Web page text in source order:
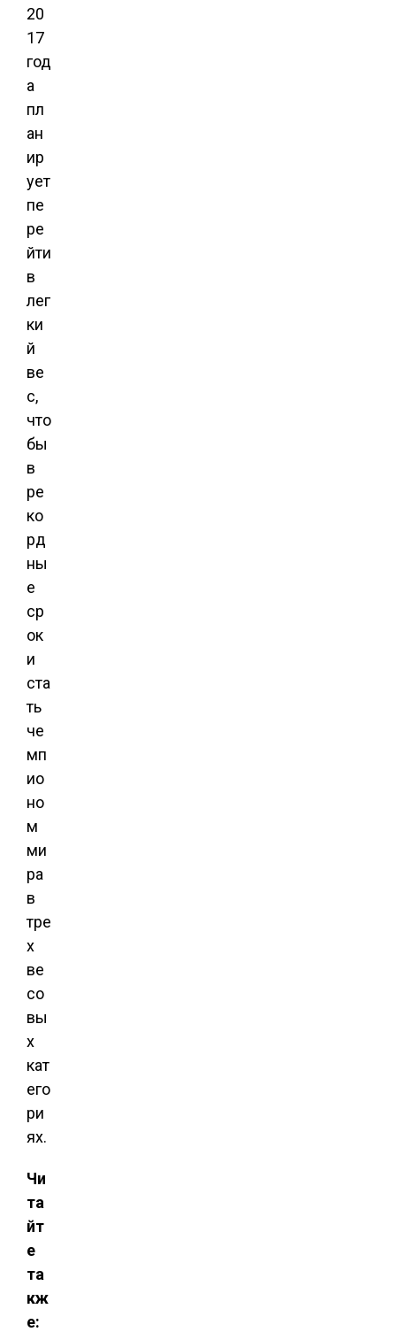
20
17
год
а
пл
ан
ир
ует
пе
ре
йти
в
лег
ки
й
ве
с,
что
бы
в
ре
ко
рд
ны
е
ср
ок
и
ста
ть
че
мп
ио
но
м
ми
ра
в
тре
х
ве
со
вы
х
кат
его
ри
ях.
Чи
та
йт
е
та
кж
е: